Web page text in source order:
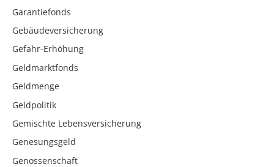
Garantiefonds
Gebäudeversicherung
Gefahr-Erhöhung
Geldmarktfonds
Geldmenge
Geldpolitik
Gemischte Lebensversicherung
Genesungsgeld
Genossenschaft